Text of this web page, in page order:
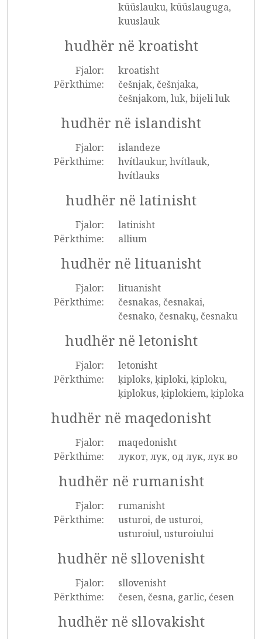
küüslauku, küüslauguga,
kuuslauk
hudhër në kroatisht
Fjalor:
kroatisht
Përkthime:
češnjak, češnjaka,
češnjakom, luk, bijeli luk
hudhër në islandisht
Fjalor:
islandeze
Përkthime:
hvítlaukur, hvítlauk,
hvítlauks
hudhër në latinisht
Fjalor:
latinisht
Përkthime:
allium
hudhër në lituanisht
Fjalor:
lituanisht
Përkthime:
česnakas, česnakai,
česnako, česnakų, česnaku
hudhër në letonisht
Fjalor:
letonisht
Përkthime:
ķiploks, ķiploki, ķiploku,
ķiplokus, ķiplokiem, ķiploka
hudhër në maqedonisht
Fjalor:
maqedonisht
Përkthime:
лукот, лук, од лук, лук во
hudhër në rumanisht
Fjalor:
rumanisht
Përkthime:
usturoi, de usturoi,
usturoiul, usturoiului
hudhër në sllovenisht
Fjalor:
sllovenisht
Përkthime:
česen, česna, garlic, ćesen
hudhër në sllovakisht